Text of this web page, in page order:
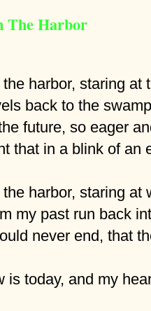
The Harbor
harbor, staring at
back to the
future, so eager
that in a blink of an
harbor, staring at
my past run back
never end, that
is today, and my